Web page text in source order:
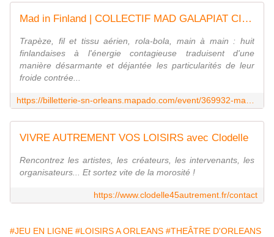
Mad in Finland | COLLECTIF MAD GALAPIAT CIRQUE - Théâtre d'Orléans
Trapèze, fil et tissu aérien, rola-bola, main à main : huit
finlandaises à l'énergie contagieuse traduisent d'une
manière désarmante et déjantée les particularités de leur
froide contrée...
VIVRE AUTREMENT VOS LOISIRS avec Clodelle
Rencontrez les artistes, les créateurs, les intervenants, les
organisateurs... Et sortez vite de la morosité !
https://www.clodelle45autrement.fr/contact
#JEU EN LIGNE #LOISIRS A ORLEANS #THEÂTRE D'ORLEANS